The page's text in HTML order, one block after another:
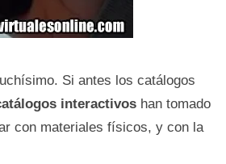
Si antes los catálogos
interactivoshan tomado
con materiales físicos, y con la